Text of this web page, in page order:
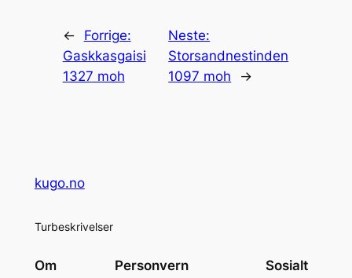
←
Forrige:
Gaskkasgaisi
1327 moh
Neste:
Storsandnestinden
1097 moh
→
kugo.no
Turbeskrivelser
Om Personvern Sosialt